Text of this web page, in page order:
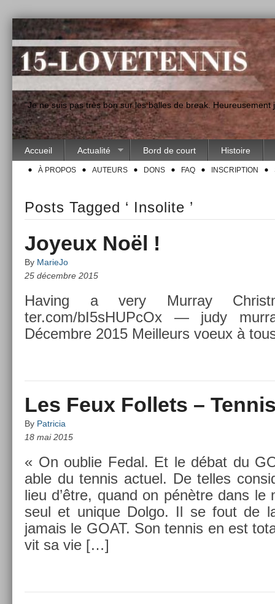
"Je ne suis pas très bon sur les balles de break.
Accueil Actualité Bord de court Histoire
À PROPOS AUTEURS DONS FAQ INSCRIPTION
Posts Tagged ‘ Insolite ’
Joyeux Noël !
By MarieJo
25 décembre 2015
Hav­ing a very Mur­ray
ter.com/bI5sHUP­cOx — judy
Décembre 2015 Meil­leurs voeux à
Les Feux Follets –
By Patricia
18 mai 2015
« On oub­lie Fedal. Et le débat du
able du ten­nis ac­tuel. De tel­les
lieu d’être, quand on pénètre dans le
seul et uni­que Dolgo. Il se fout de
jamais le GOAT. Son ten­nis en est
vit sa vie […]